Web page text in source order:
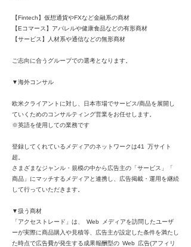
【Fintech】仮想通貨やFXなど金融系の商材
【Eコマース】アパレルや健康食品などの有形商材
【サービス】人材系や通信などの無形商材
ご志向に合うグループでの選考となります。
▼海外コンサル
欧米クライアントに対し、日本市場でサービス/商品を展開し
ていくためのコンサルティング営業をお任せします。
※英語を使用しての業務です
登録してくれているメディアのネットワークは41 万サイト
超。
さまざまなジャンル・規模の中から広告主の「サービス」「
商品」にマッチするメディアと連携し、広告掲載・運用を継続
して行っていただきます。
▼扱う商材
「アクセストレード」は、 Web メディアを訪問したユーザ
ーが実際に商品購入や見積等、広告主が設定した条件を満たし
た時点で広告費が発生する成果報酬型の Web 広告(アフィリ